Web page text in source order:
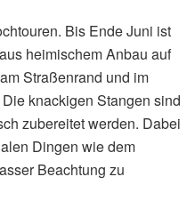
Bis Ende Juni ist
heimischem Anbau auf
Straßenrand und im
knackigen Stangen sind
zubereitet werden. Dabei
Dingen wie dem
Beachtung zu